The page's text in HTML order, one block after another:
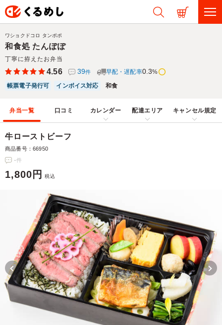
和食処 たんぽぽ
丁寧に拵えたお弁当
ワショクドコロ タンポポ
4.56 39件 早配・遅配率0.3%
帳票電子発行可
インボイス対応 和食
弁当一覧 口コミ カレンダー 配達エリア キャンセル規定
牛ローストビーフ
商品番号：66950
-件
1,800円 税込